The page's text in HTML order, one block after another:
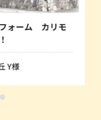
ォーム カリモ
Y様